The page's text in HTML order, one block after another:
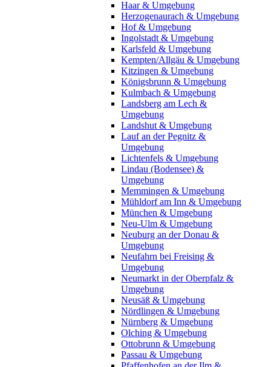
Haar & Umgebung
Herzogenaurach & Umgebung
Hof & Umgebung
Ingolstadt & Umgebung
Karlsfeld & Umgebung
Kempten/Allgäu & Umgebung
Kitzingen & Umgebung
Königsbrunn & Umgebung
Kulmbach & Umgebung
Landsberg am Lech &
Umgebung
Landshut & Umgebung
Lauf an der Pegnitz &
Umgebung
Lichtenfels & Umgebung
Lindau (Bodensee) &
Umgebung
Memmingen & Umgebung
Mühldorf am Inn & Umgebung
München & Umgebung
Neu-Ulm & Umgebung
Neuburg an der Donau &
Umgebung
Neufahrn bei Freising &
Umgebung
Neumarkt in der Oberpfalz &
Umgebung
Neusäß & Umgebung
Nördlingen & Umgebung
Nürnberg & Umgebung
Olching & Umgebung
Ottobrunn & Umgebung
Passau & Umgebung